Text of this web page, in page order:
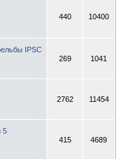
440 10400
IPSC
269 1041
2762 11454
5
415 4689